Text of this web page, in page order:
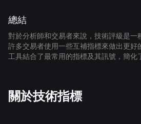
總結
對於分析師和交易者來說，技術評級是一
許多交易者使用一些互補指標來做出更好
工具結合了最常用的指標及其訊號，簡化
關於技術指標